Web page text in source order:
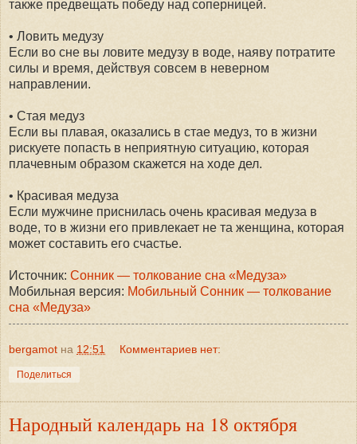
также предвещать победу над соперницей.
• Ловить медузу
Если во сне вы ловите медузу в воде, наяву потратите
силы и время, действуя совсем в неверном
направлении.
• Стая медуз
Если вы плавая, оказались в стае медуз, то в жизни
рискуете попасть в неприятную ситуацию, которая
плачевным образом скажется на ходе дел.
• Красивая медуза
Если мужчине приснилась очень красивая медуза в
воде, то в жизни его привлекает не та женщина, которая
может составить его счастье.
Источник: Сонник — толкование сна «Медуза»
Мобильная версия: Мобильный Сонник — толкование
сна «Медуза»
bergamot на 12:51 Комментариев нет:
Поделиться
Народный календарь на 18 октября